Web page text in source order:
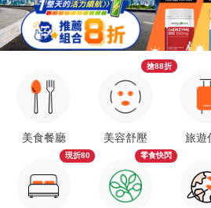
美食餐廳
現折80
美容舒壓
搶88折
零食快閃
旅遊